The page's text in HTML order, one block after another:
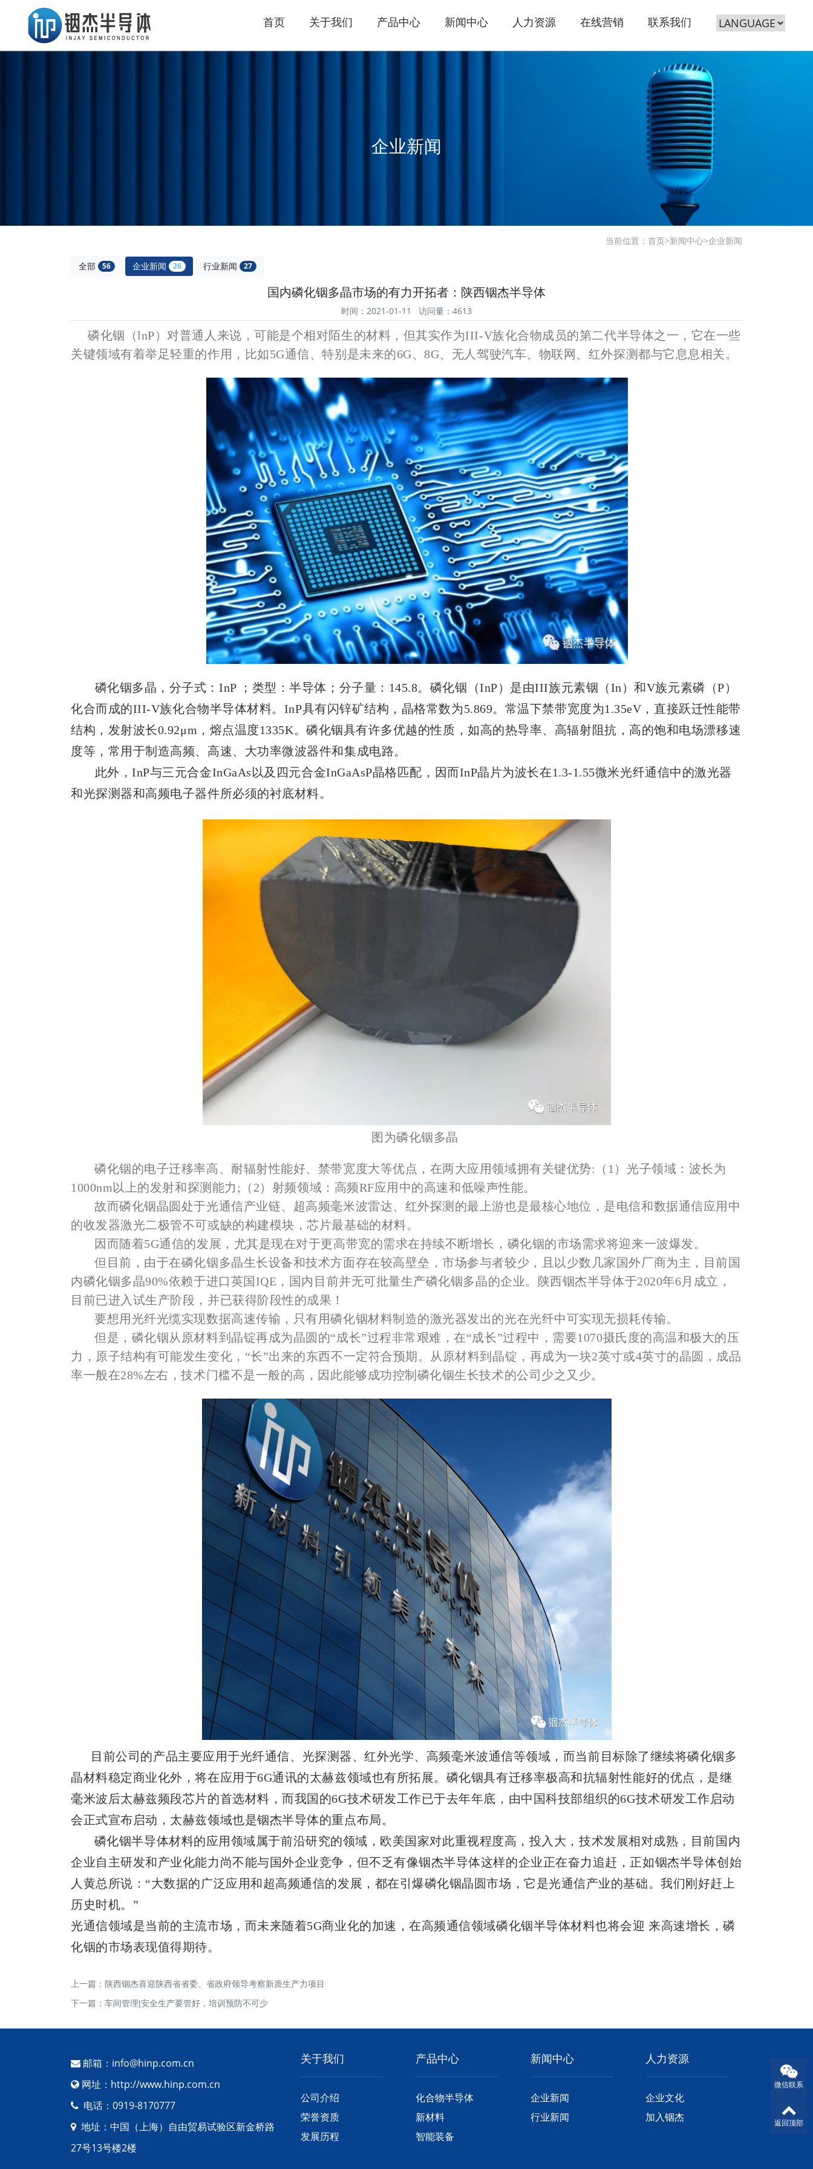
首页 关于我们 产品中心 新闻中心 人力资源 在线营销 联系我们
企业新闻
当前位置： 首页>新闻中心>企业新闻
全部 56 企业新闻 26 行业新闻 27
国内磷化铟多晶市场的有力开拓者：陕西铟杰半导体
时间：2021-01-11 访问量：4613
磷化铟（lnP）对普通人来说，可能是个相对陌生的材料，但其实作为III-V族化合物成员的第二代半导体之一，它在一些
关键领域有着举足轻重的作用，比如5G通信、特别是未来的6G、8G、无人驾驶汽车、物联网、红外探测都与它息息相关。
磷化铟多晶，分子式：InP ；类型：半导体；分子量：145.8。磷化铟（InP）是由III族元素铟（In）和V族元素磷（P）
化合而成的III-V族化合物半导体材料。InP具有闪锌矿结构，晶格常数为5.869。常温下禁带宽度为1.35eV，直接跃迁性能带
结构，发射波长0.92μm，熔点温度1335K。磷化铟具有许多优越的性质，如高的热导率、高辐射阻抗，高的饱和电场漂移速
度等，常用于制造高频、高速、大功率微波器件和集成电路。
此外，InP与三元合金InGaAs以及四元合金InGaAsP晶格匹配，因而InP晶片为波长在1.3-1.55微米光纤通信中的激光器
和光探测器和高频电子器件所必须的衬底材料。
图为磷化铟多晶
磷化铟的电子迁移率高、耐辐射性能好、禁带宽度大等优点，在两大应用领域拥有关键优势:（1）光子领域：波长为
1000nm以上的发射和探测能力;（2）射频领域：高频RF应用中的高速和低噪声性能。
故而磷化铟晶圆处于光通信产业链、超高频毫米波雷达、红外探测的最上游也是最核心地位，是电信和数据通信应用中
的收发器激光二极管不可或缺的构建模块，芯片最基础的材料。
因而随着5G通信的发展，尤其是现在对于更高带宽的需求在持续不断增长，磷化铟的市场需求将迎来一波爆发。
但目前，由于在磷化铟多晶生长设备和技术方面存在较高壁垒，市场参与者较少，且以少数几家国外厂商为主，目前国
内磷化铟多晶90%依赖于进口英国IQE，国内目前并无可批量生产磷化铟多晶的企业。陕西铟杰半导体于2020年6月成立，
目前已进入试生产阶段，并已获得阶段性的成果！
要想用光纤光缆实现数据高速传输，只有用磷化铟材料制造的激光器发出的光在光纤中可实现无损耗传输。
但是，磷化铟从原材料到晶锭再成为晶圆的“成长”过程非常艰难，在“成长”过程中，需要1070摄氏度的高温和极大的压
力，原子结构有可能发生变化，“长”出来的东西不一定符合预期。从原材料到晶锭，再成为一块2英寸或4英寸的晶圆，成品
率一般在28%左右，技术门槛不是一般的高，因此能够成功控制磷化铟生长技术的公司少之又少。
目前公司的产品主要应用于光纤通信、光探测器、红外光学、高频毫米波通信等领域，而当前目标除了继续将磷化铟多
晶材料稳定商业化外，将在应用于6G通讯的太赫兹领域也有所拓展。磷化铟具有迁移率极高和抗辐射性能好的优点，是继
毫米波后太赫兹频段芯片的首选材料，而我国的6G技术研发工作已于去年年底，由中国科技部组织的6G技术研发工作启动
会正式宣布启动，太赫兹领域也是铟杰半导体的重点布局。
磷化铟半导体材料的应用领域属于前沿研究的领域，欧美国家对此重视程度高，投入大，技术发展相对成熟，目前国内
企业自主研发和产业化能力尚不能与国外企业竞争，但不乏有像铟杰半导体这样的企业正在奋力追赶，正如铟杰半导体创始
人黄总所说：“大数据的广泛应用和超高频通信的发展，都在引爆磷化铟晶圆市场，它是光通信产业的基础。我们刚好赶上
历史时机。”
光通信领域是当前的主流市场，而未来随着5G商业化的加速，在高频通信领域磷化铟半导体材料也将会迎 来高速增长，磷
化铟的市场表现值得期待。
上一篇： 陕西铟杰喜迎陕西省省委、省政府领导考察新质生产力项目
下一篇： 车间管理|安全生产要管好，培训预防不可少
邮箱：info@hinp.com.cn
网址：http://www.hinp.com.cn
电话：0919-8170777
地址：中国（上海）自由贸易试验区新金桥路
27号13号楼2楼
关于我们
公司介绍
荣誉资质
发展历程
产品中心
化合物半导体
新材料
智能装备
新闻中心
企业新闻
行业新闻
人力资源
企业文化
加入铟杰
微信联系
返回顶部